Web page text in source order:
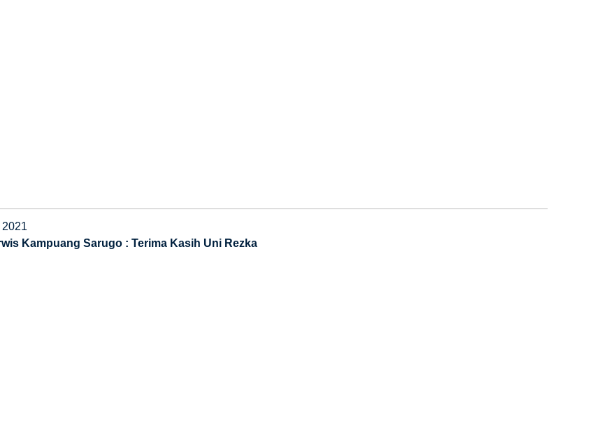
2021
Kampuang Sarugo : Terima Kasih Uni Rezka